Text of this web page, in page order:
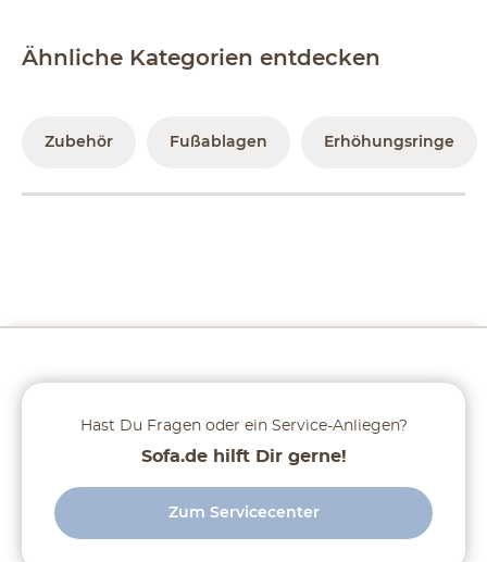
Ähnliche Kategorien entdecken
Zubehör Fußablagen Erhöhungsringe
Hast Du Fragen oder ein Service-Anliegen?
Sofa.de hilft Dir gerne!
Zum Servicecenter